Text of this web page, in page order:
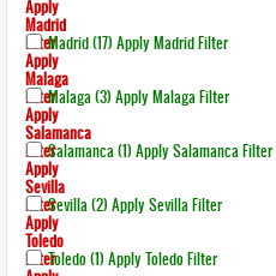
Apply
Madrid
FilterMadrid (17) Apply Madrid Filter
Apply
Malaga
FilterMalaga (3) Apply Malaga Filter
Apply
Salamanca
FilterSalamanca (1) Apply Salamanca Filter
Apply
Sevilla
FilterSevilla (2) Apply Sevilla Filter
Apply
Toledo
FilterToledo (1) Apply Toledo Filter